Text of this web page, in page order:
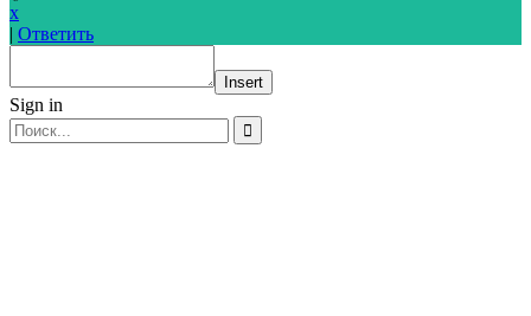
x
| Ответить
Insert
Sign in